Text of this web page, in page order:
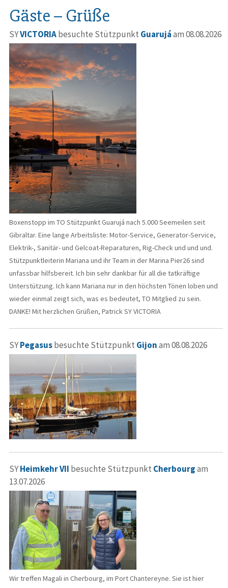
Gäste – Grüße
SYVICTORIAbesuchte Stützpunkt Guarujáam 08.08.2026
Boxenstopp im TO Stützpunkt Guarujá nach 5.000 Seemeilen seit
Gibraltar. Eine lange Arbeitsliste: Motor-Service, Generator-Service,
Elektrik-, Sanitär- und Gelcoat-Reparaturen, Rig-Check und und und.
Stützpunktleiterin Mariana und ihr Team in der Marina Pier26 sind
unfassbar hilfsbereit. Ich bin sehr dankbar für all die tatkräftige
Unterstützung. Ich kann Mariana nur in den höchsten Tönen loben und
wieder einmal zeigt sich, was es bedeutet, TO Mitglied zu sein.
DANKE! Mit herzlichen Grüßen, Patrick SY VICTORIA
SYPegasusbesuchte Stützpunkt Gijonam 08.08.2026
SYHeimkehr VII besuchte Stützpunkt Cherbourgam
13.07.2026
Wir treffen Magali in Cherbourg, im Port Chantereyne. Sie ist hier